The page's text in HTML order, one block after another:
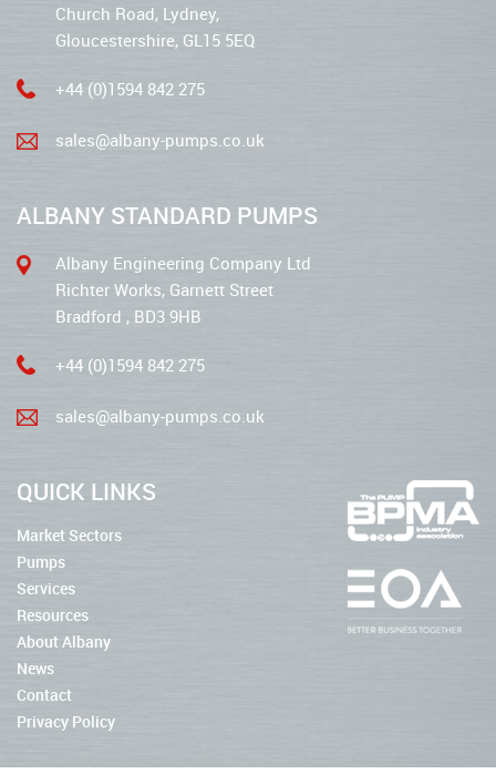
Church Road, Lydney,
Gloucestershire, GL15 5EQ
+44 (0)1594 842 275
sales@albany-pumps.co.uk
ALBANY STANDARD PUMPS
Albany Engineering Company Ltd
Richter Works, Garnett Street
Bradford , BD3 9HB
+44 (0)1594 842 275
sales@albany-pumps.co.uk
QUICK LINKS
Market Sectors
Pumps
Services
Resources
About Albany
News
Contact
Privacy Policy